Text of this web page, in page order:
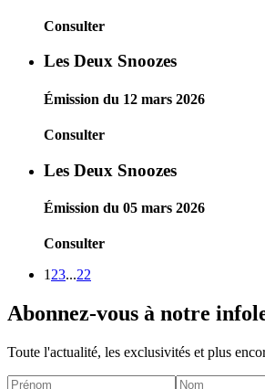
Consulter
Les Deux Snoozes
Émission du 12 mars 2026
Consulter
Les Deux Snoozes
Émission du 05 mars 2026
Consulter
1 23...22
Abonnez-vous à notre
Toute l'actualité, les exclusivités et plus